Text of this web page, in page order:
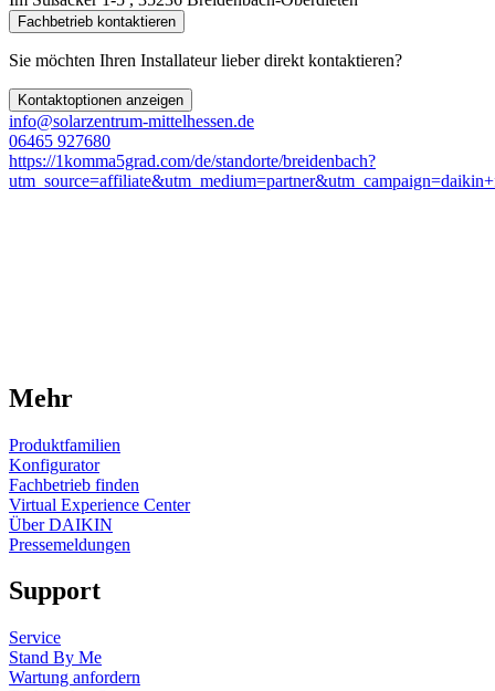
Fachbetrieb kontaktieren
Sie möchten Ihren Installateur lieber direkt kontaktieren?
Kontaktoptionen anzeigen
info@solarzentrum-mittelhessen.de
06465 927680
https://1komma5grad.com/de/standorte/breidenbach?
Mehr
Produktfamilien
Konfigurator
Fachbetrieb finden
Virtual Experience Center
Über DAIKIN
Pressemeldungen
Support
Service
Stand By Me
Wartung anfordern